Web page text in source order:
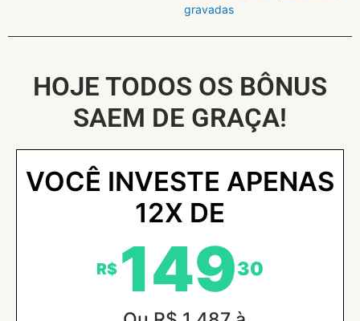
gravadas
HOJE TODOS OS BÔNUS
SAEM DE GRAÇA!
VOCÊ INVESTE APENAS
12X DE
R$ 14930